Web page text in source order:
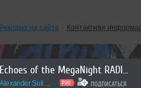
Echoes of the MegaNight RADIO #54
ПОДПИСАТЬСЯ
Реклама на сайте Контактная